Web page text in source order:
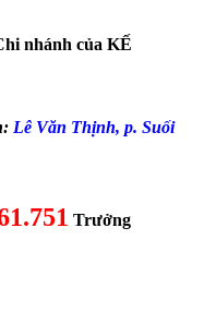
nhánh của KẾ
Lê Văn Thịnh, p. Suối
Trưởng